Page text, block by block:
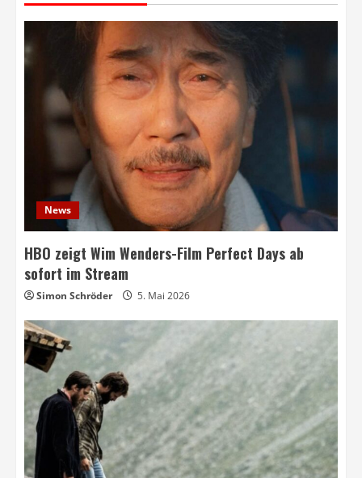
News
HBO zeigt Wim Wenders-Film Perfect Days ab
sofort im Stream
Simon Schröder 5. Mai 2026